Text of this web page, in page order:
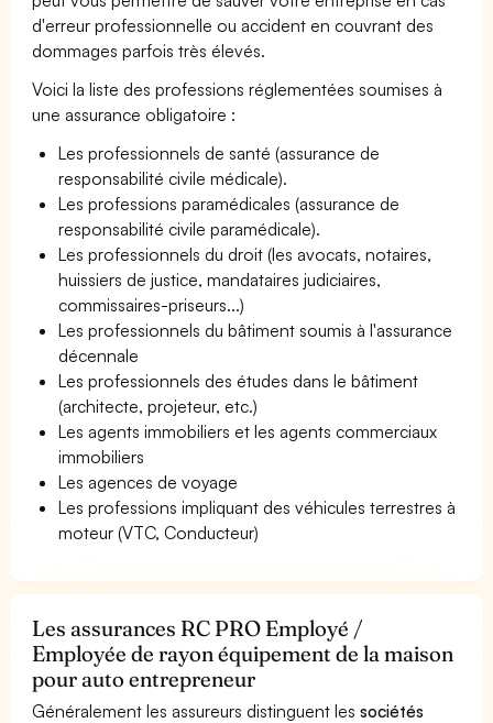
d'erreur professionnelle ou accident en couvrant des
dommages parfois très élevés.
Voici la liste des professions réglementées soumises à
une assurance obligatoire :
Les professionnels de santé (assurance de
responsabilité civile médicale).
Les professions paramédicales (assurance de
responsabilité civile paramédicale).
Les professionnels du droit (les avocats, notaires,
huissiers de justice, mandataires judiciaires,
commissaires-priseurs...)
Les professionnels du bâtiment soumis à l'assurance
décennale
Les professionnels des études dans le bâtiment
(architecte, projeteur, etc.)
Les agents immobiliers et les agents commerciaux
immobiliers
Les agences de voyage
Les professions impliquant des véhicules terrestres à
moteur (VTC, Conducteur)
Les assurances RC PRO Employé /
Employée de rayon équipement de la maison
pour auto entrepreneur
Généralement les assureurs distinguent lessociétés